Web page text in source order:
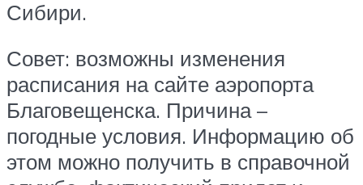
Сибири.
Совет: возможны изменения
расписания на сайте аэропорта
Благовещенска. Причина –
погодные условия. Информацию об
этом можно получить в справочной